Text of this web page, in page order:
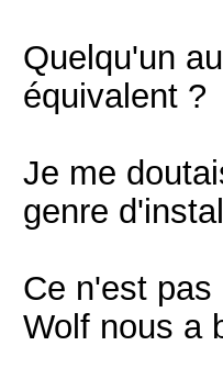
Quelqu'un
équivalent ?
Je me
genre
Ce n'est
Wolf nous a